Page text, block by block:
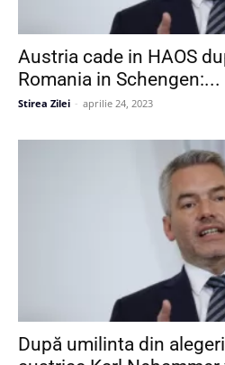
Austria cade in HAOS
Romania in Schengen:...
Stirea Zilei - aprilie 24, 2023
După umilinta din